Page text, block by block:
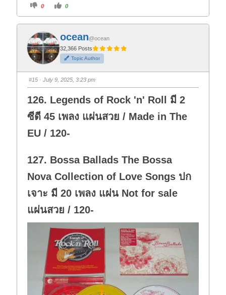
C
i
k
f
o
r
t
h
u
m
b
d
o
n
.
0
C
i
k
o
t
h
u
m
b
u
p
0
ocean@ocean
32,366 Posts
Topic Author
#15 · July 9, 2025, 3:23 pm
126. Legends of Rock 'n' Roll มี 2
ซีดี 45 เพลง แผ่นสวย / Made in The
EU / 120-
127. Bossa Ballads The Bossa
Nova Collection of Love Songs ปก
เจาะ มี 20 เพลง แผ่น Not for sale
แผ่นสวย / 120-